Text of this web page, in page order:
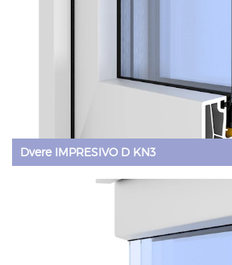
Dvere IMPRESIVO D KN3